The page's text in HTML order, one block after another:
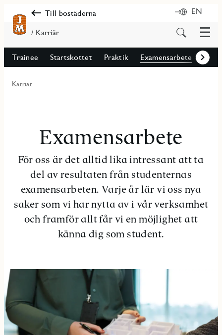
Till bostäderna EN
/ Karriär
Sök
innehåll
Meny
Trainee Startskottet Praktik Examensarbete Framåt
Karriär
Examensarbete
För oss är det alltid lika intressant att ta
del av resultaten från studenternas
examensarbeten. Varje år lär vi oss nya
saker som vi har nytta av i vår verksamhet
och framför allt får vi en möjlighet att
känna dig som student.